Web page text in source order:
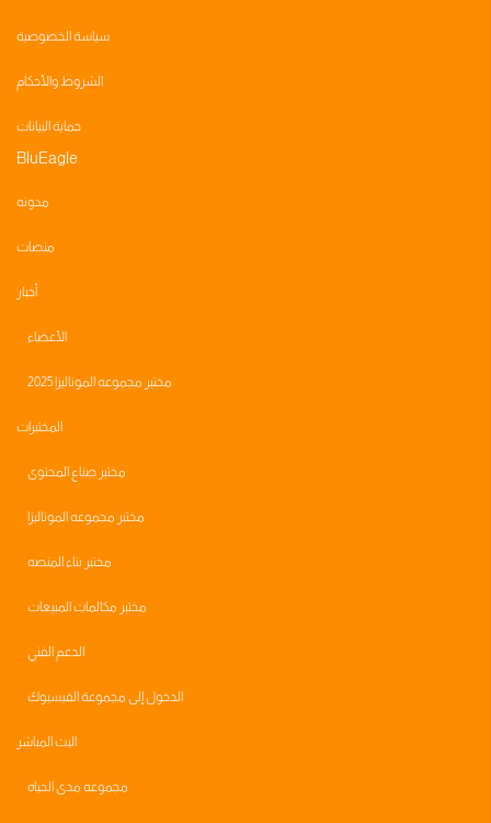
سياسة الخصوصية
الشروط والأحكام
حماية البيانات
BluEagle
مدونه
منصات
أخبار
الأعضاء
مختبر مجموعه الموناليزا 2025
المختبرات
مختبر صناع المحتوى
مختبر مجموعه الموناليزا
مختبر بناء المنصه
مختبر مكالمات المبيعات
الدعم الفني
الدخول إلى مجموعة الفيسبوك
البث المباشر
مجموعه مدى الحياه